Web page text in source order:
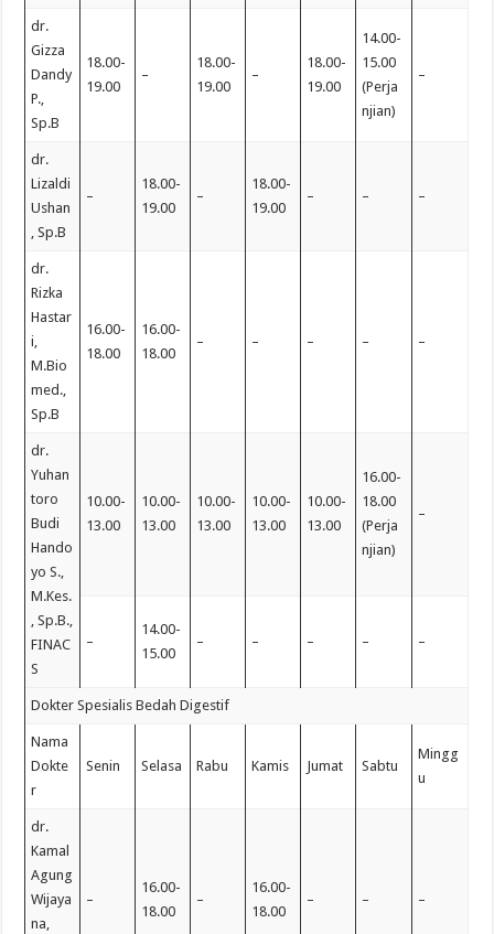
dr.
Gizza
Dandy
P.,
Sp.B
18.00-
19.00
–
18.00-
19.00
–
18.00-
19.00
14.00-
15.00
(Perja
njian)
–
dr.
Lizaldi
Ushan
, Sp.B
–
18.00-
19.00
–
18.00-
19.00
– – –
dr.
Rizka
Hastar
i,
M.Bio
med.,
Sp.B
16.00-
18.00
16.00-
18.00
– – – – –
dr.
Yuhan
toro
Budi
Hando
yo S.,
M.Kes.
, Sp.B.,
FINAC
S
10.00-
13.00
10.00-
13.00
10.00-
13.00
10.00-
13.00
10.00-
13.00
16.00-
18.00
(Perja
njian)
–
–
14.00-
15.00
– – – – –
Dokter Spesialis Bedah Digestif
Nama
Dokte
r
Senin Selasa Rabu Kamis Jumat Sabtu
Mingg
u
dr.
Kamal
Agung
Wijaya
na,
–
16.00-
18.00
–
16.00-
18.00
– – –